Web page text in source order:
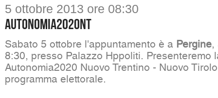
5 ottobre 2013 ore 08:30
Autonomia2020NT
Sabato 5 ottobre l'appuntamento è a Pergine,
8:30, presso Palazzo Hppoliti. Presenteremo
Autonomia2020 Nuovo Trentino - Nuovo
programma elettorale.